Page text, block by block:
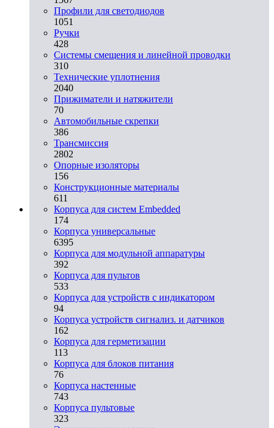
Профили для светодиодов
1051
Ручки
428
Системы смещения и линейной проводки
310
Технические уплотнения
2040
Прижиматели и натяжители
70
Автомобильные скрепки
386
Трансмиссия
2802
Опорные изоляторы
156
Конструкционные материалы
611
Корпуса для систем Embedded
174
Корпуса универсальные
6395
Корпуса для модульной аппаратуры
392
Корпуса для пультов
533
Корпуса для устройств с индикатором
94
Корпуса устройств сигнализ. и датчиков
162
Корпуса для герметизации
113
Корпуса для блоков питания
76
Корпуса настенные
743
Корпуса пультовые
323